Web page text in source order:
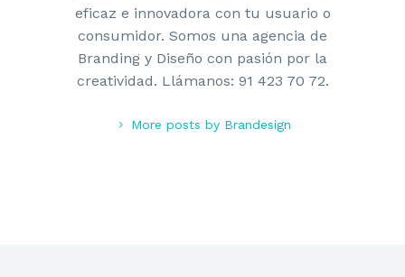
eficaz e innovadora con tu usuario o
consumidor. Somos una agencia de
Branding y Diseño con pasión por la
creatividad. Llámanos: 91 423 70 72.
More posts by Brandesign